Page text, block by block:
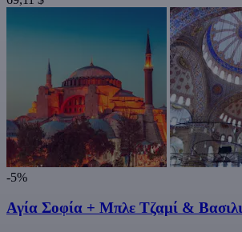
-5%
Αγία Σοφία + Μπλε Τζαμί &